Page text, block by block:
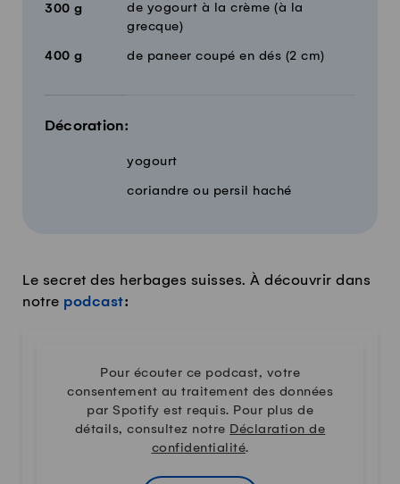
300 g
de yogourt à la crème (à la
grecque)
400 g de paneer coupé en dés (2 cm)
Décoration:
yogourt
coriandre ou persil haché
Le secret des herbages suisses. À découvrir dans
notre podcast:
Pour écouter ce podcast, votre
consentement au traitement des données
par Spotify est requis. Pour plus de
détails, consultez notre Déclaration de
confidentialité.